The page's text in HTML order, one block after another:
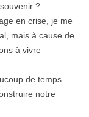
?
en crise, je me
mais à cause de
à vivre
de temps
notre